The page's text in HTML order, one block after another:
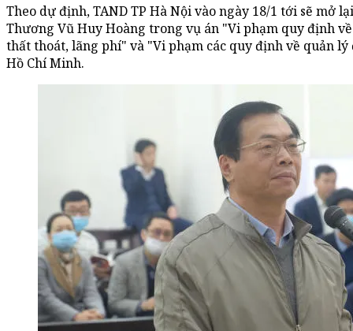
Theo dự định, TAND TP Hà Nội vào ngày 18/1 tới sẽ mở
Thương Vũ Huy Hoàng trong vụ án "Vi phạm quy định
thất thoát, lãng phí" và "Vi phạm các quy định về quản
Hồ Chí Minh.